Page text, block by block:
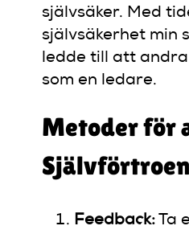
självsäker. Med
självsäkerhet min
ledde till att
som en ledare.
Metoder för
Feedback: Ta